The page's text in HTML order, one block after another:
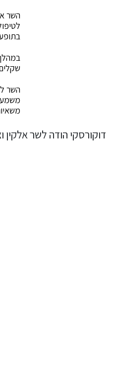
השר
השר
דוקורסקי הודה לשר